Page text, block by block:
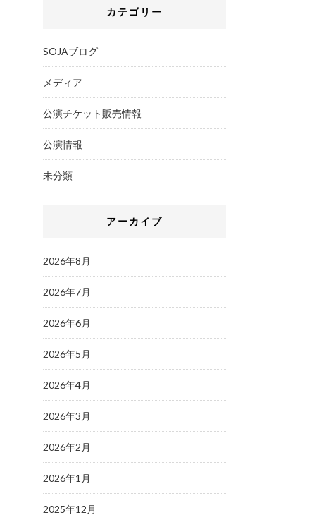
カテゴリー
SOJAブログ
メディア
公演チケット販売情報
公演情報
未分類
アーカイブ
2026年8月
2026年7月
2026年6月
2026年5月
2026年4月
2026年3月
2026年2月
2026年1月
2025年12月